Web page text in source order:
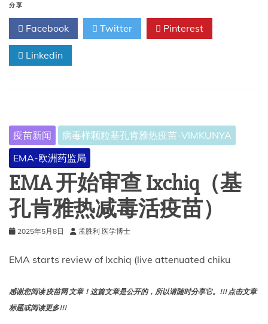
更
新
COVID-
新
的
体
分享
Facebook Twitter Pinterest
Linkedin
疫苗新闻
病毒样颗粒基孔肯雅热疫苗-VIMKUNYA
EMA-欧洲药监局
EMA 开始审查 Ixchiq（基
孔肯雅热减毒活疫苗）
2025年5月8日 孟胜利 医学博士
EMA starts review of Ixchiq (live attenuated chiku
感谢您阅读 疫苗网 文章！这篇文章是公开的，所以请随时分享它。!!! 点击文章
标题或阅读更多!!!